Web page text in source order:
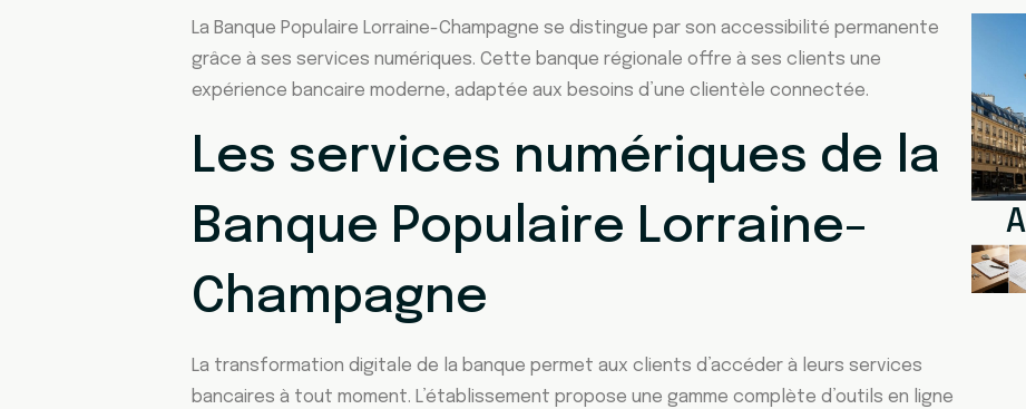
La Banque Populaire Lorraine-Champagne se distingue par son accessibilité permanente
grâce à ses services numériques. Cette banque régionale offre à ses clients une
expérience bancaire moderne, adaptée aux besoins d’une clientèle connectée.
Les services numériques de la
Banque Populaire Lorraine-
Champagne
La transformation digitale de la banque permet aux clients d’accéder à leurs services
bancaires à tout moment. L’établissement propose une gamme complète d’outils en ligne